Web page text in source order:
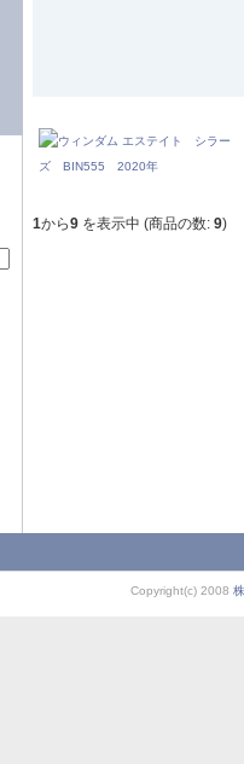
1から9 を表示中 (商品の数: 9)
Copyright(c) 2008